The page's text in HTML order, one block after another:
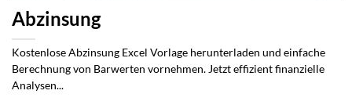
Abzinsung
Kostenlose Abzinsung Excel Vorlage herunterladen und einfache
Berechnung von Barwerten vornehmen. Jetzt effizient finanzielle
Analysen...